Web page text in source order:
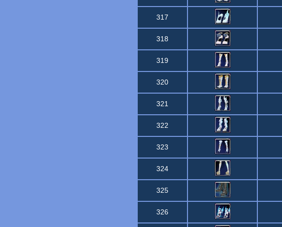
317
318
319
320
321
322
323
324
325
326